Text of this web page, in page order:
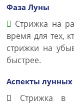
Фаза Луны
Стрижка на
время для тех,
стрижки на
быстрее.
Аспекты
Стрижка в